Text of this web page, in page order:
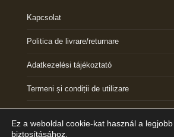
Kapcsolat
Politica de livrare/returnare
Adatkezelési tájékoztató
Termeni și condiții de utilizare
Ez a weboldal cookie-kat használ a
biztosításához.